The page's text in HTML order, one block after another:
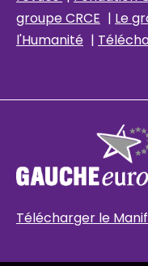
groupe CRCE | Le
l'Humanité |
Télécharger le